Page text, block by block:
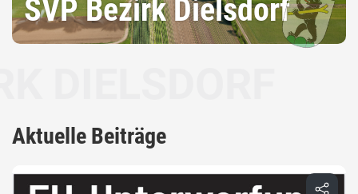
SVP Bezirk Dielsdorf
Aktuelle Beiträge